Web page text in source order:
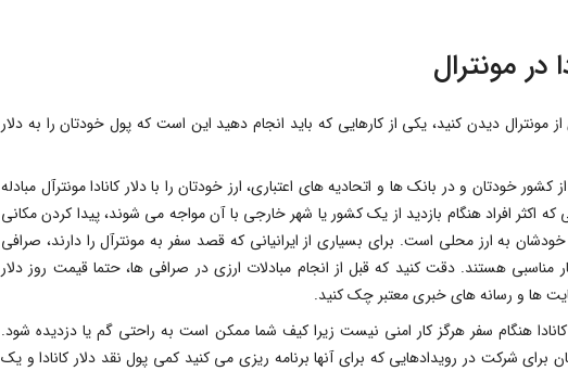
در مونترال
مونترال دیدن کنید، یکی از کارهایی که باید انجام دهید این است که پول خودتان را به دلار
خودتان و در بانک ها و اتحادیه های اعتباری، ارز خودتان را با دلار کانادا مونترآل مبادله
اکثر افراد هنگام بازدید از یک کشور یا شهر خارجی با آن مواجه می ‌شوند، پیدا کردن مکانی
به ارز محلی است. برای بسیاری از ایرانیانی که قصد سفر به مونترآل را دارند، صرافی
مناسبی هستند. دقت کنید که قبل از انجام مبادلات ارزی در صرافی ها، حتما قیمت روز دلار
سایت ها و رسانه های خبری معتبر چک کنید.
هنگام سفر هرگز کار امنی نیست زیرا کیف ‌شما ممکن است به راحتی گم یا دزدیده‌ شود.
برای شرکت در رویدادهایی که برای آنها برنامه ریزی می کنید کمی پول نقد دلار کانادا و یک